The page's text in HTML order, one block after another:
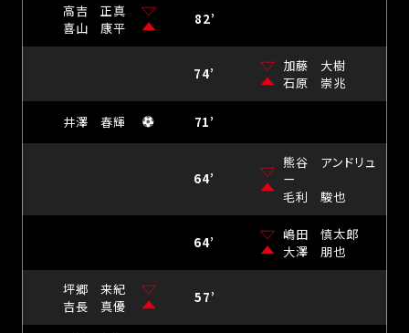
高吉 正真
喜山 康平
82’
74’
加藤 大樹
石原 崇兆
井澤 春輝 71’
64’
熊谷 アンドリュ
ー
毛利 駿也
64’
嶋田 慎太郎
大澤 朋也
坪郷 来紀
吉長 真優
57’